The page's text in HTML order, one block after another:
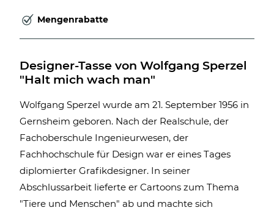
Mengenrabatte
Designer-Tasse von Wolfgang Sperzel
"Halt mich wach man"
Wolfgang Sperzel wurde am 21. September 1956 in
Gernsheim geboren. Nach der Realschule, der
Fachoberschule Ingenieurwesen, der
Fachhochschule für Design war er eines Tages
diplomierter Grafikdesigner. In seiner
Abschlussarbeit lieferte er Cartoons zum Thema
"Tiere und Menschen" ab und machte sich